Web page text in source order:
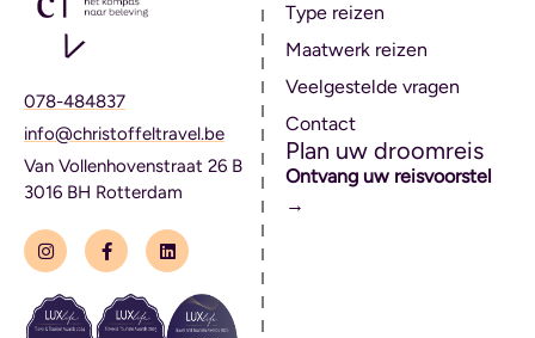
078-484837
info@christoffeltravel.be
Van Vollenhovenstraat 26 B
3016 BH Rotterdam
Type reizen
Maatwerk reizen
Veelgestelde vragen
Contact
Plan uw droomreis
Ontvang uw reisvoorstel
→